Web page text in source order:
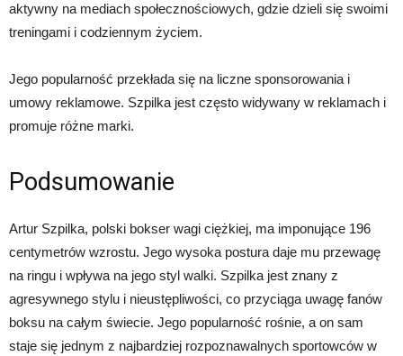
aktywny na mediach społecznościowych, gdzie dzieli się swoimi
treningami i codziennym życiem.
Jego popularność przekłada się na liczne sponsorowania i
umowy reklamowe. Szpilka jest często widywany w reklamach i
promuje różne marki.
Podsumowanie
Artur Szpilka, polski bokser wagi ciężkiej, ma imponujące 196
centymetrów wzrostu. Jego wysoka postura daje mu przewagę
na ringu i wpływa na jego styl walki. Szpilka jest znany z
agresywnego stylu i nieustępliwości, co przyciąga uwagę fanów
boksu na całym świecie. Jego popularność rośnie, a on sam
staje się jednym z najbardziej rozpoznawalnych sportowców w